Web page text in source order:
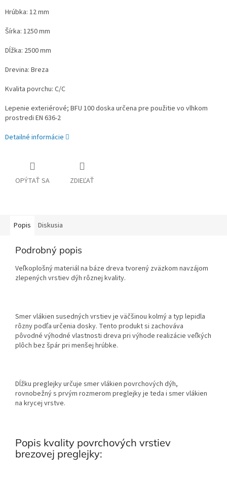
Hrúbka: 12 mm
Šírka: 1250 mm
Dĺžka: 2500 mm
Drevina: Breza
Kvalita povrchu: C/C
Lepenie exteriérové; BFU 100 doska určena pre použitie vo vlhkom
prostredi EN 636-2
Detailné informácie
OPÝTAŤ SA ZDIEĽAŤ
Popis Diskusia
Podrobný popis
Veľkoplošný materiál na báze dreva tvorený zväzkom navzájom
zlepených vrstiev dýh rôznej kvality.
Smer vlákien susedných vrstiev je väčšinou kolmý a typ lepidla
rôzny podľa určenia dosky. Tento produkt si zachováva
pôvodné výhodné vlastnosti dreva pri výhode realizácie veľkých
plôch bez špár pri menšej hrúbke.
Dĺžku preglejky určuje smer vlákien povrchových dýh,
rovnobežný s prvým rozmerom preglejky je teda i smer vlákien
na krycej vrstve.
Popis kvality povrchových vrstiev
brezovej preglejky: